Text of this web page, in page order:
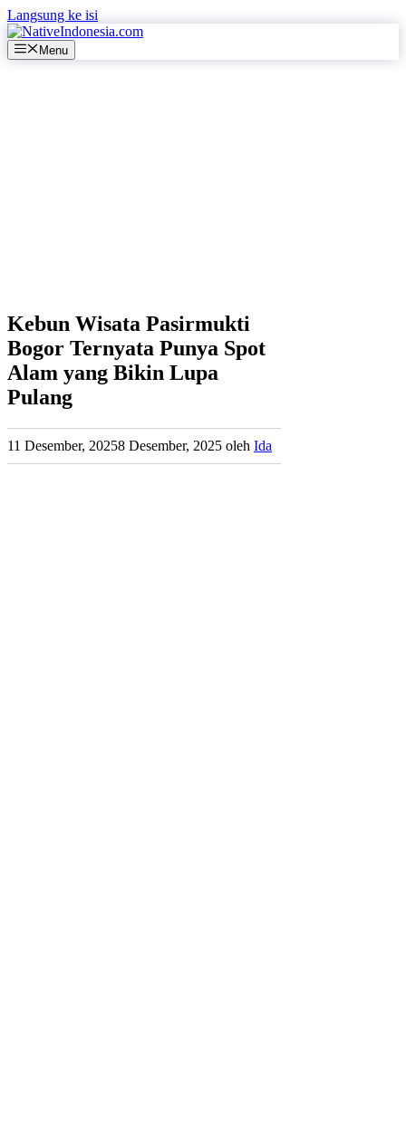
Langsung ke isi
Menu
Kebun Wisata Pasirmukti
Bogor Ternyata Punya Spot
Alam yang Bikin Lupa
Pulang
11 Desember, 20258 Desember, 2025 oleh Ida